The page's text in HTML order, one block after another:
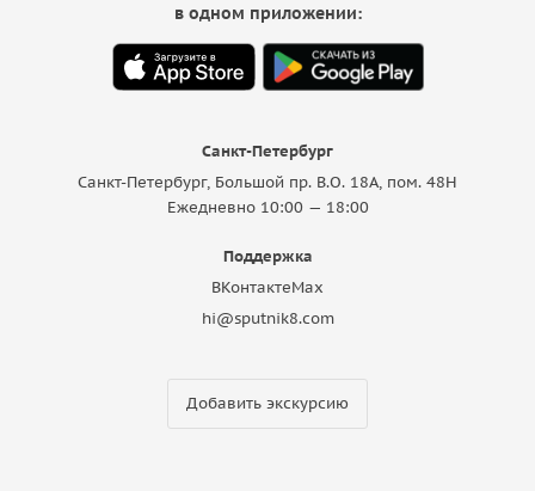
Санкт-Петербург
Санкт-Петербург, Большой пр. В.О. 18A, пом. 48Н
Ежедневно 10:00 — 18:00
Поддержка
ВКонтактеMax
hi@sputnik8.com
Добавить экскурсию
в одном приложении: